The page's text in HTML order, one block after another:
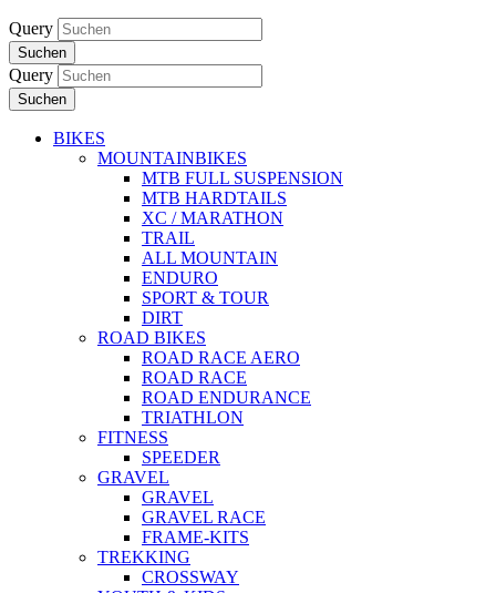
Query
Suchen
Query
Suchen
BIKES
MOUNTAINBIKES
MTB FULL SUSPENSION
MTB HARDTAILS
XC / MARATHON
TRAIL
ALL MOUNTAIN
ENDURO
SPORT & TOUR
DIRT
ROAD BIKES
ROAD RACE AERO
ROAD RACE
ROAD ENDURANCE
TRIATHLON
FITNESS
SPEEDER
GRAVEL
GRAVEL
GRAVEL RACE
FRAME-KITS
TREKKING
CROSSWAY